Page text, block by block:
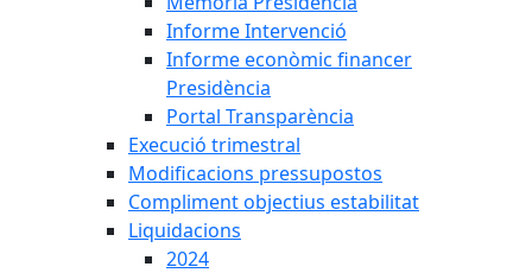
Informe Intervenció
Informe econòmic financer
Presidència
Portal Transparència
Execució trimestral
Modificacions pressupostos
Compliment objectius estabilitat
Liquidacions
2024